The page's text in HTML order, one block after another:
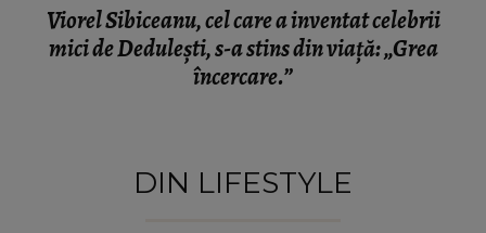
Viorel Sibiceanu, cel care a inventat celebrii
mici de Dedulești, s-a stins din viață: „Grea
încercare.”
DIN LIFESTYLE